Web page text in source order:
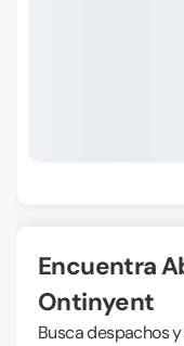
Encuentra Abogados cerca de
Ontinyent
Busca despachos